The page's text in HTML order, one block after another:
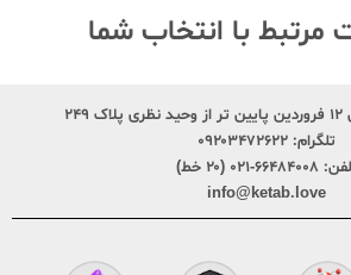
مرتبط با انتخاب شما
تلگرام: ۰۹۲۰۳۴۷۲۶۲۲
۶۶۴۸۴۰۰۸-۰۲۱ (۲۰ خط)
info@ketab.love